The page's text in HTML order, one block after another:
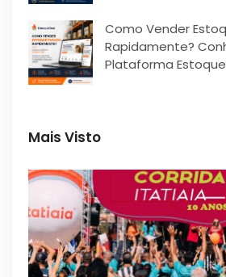
Como Vender
Rapidamente?
Plataforma Estoque
Mais Visto